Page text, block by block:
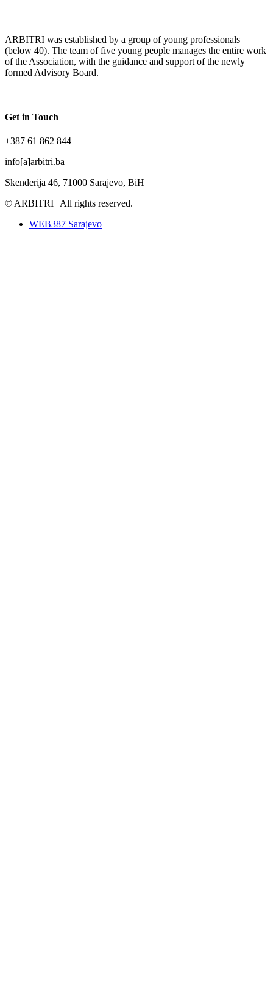
ARBITRI was established by a group of young professionals
(below 40). The team of five young people manages the entire work
of the Association, with the guidance and support of the newly
formed Advisory Board.
Get in Touch
+387 61 862 844
info[a]arbitri.ba
Skenderija 46, 71000 Sarajevo, BiH
© ARBITRI | All rights reserved.
WEB387 Sarajevo